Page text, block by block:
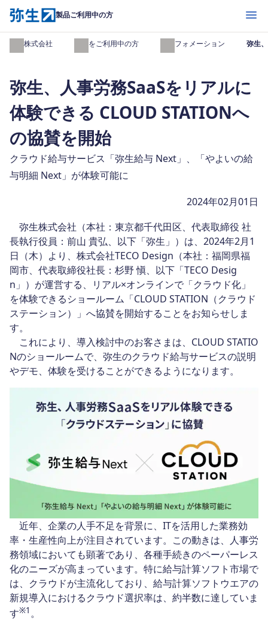
製品ご利用中の方 開く
弥生株式会社 製品をご利用中の方 インフォメーション 弥生
弥生、人事労務SaaSをリアルに
体験できる CLOUD STATIONへ
の協賛を開始
クラウド給与サービス「弥生給与 Next」、「やよいの給
与明細 Next」が体験可能に
2024年02月01日
弥生株式会社（本社：東京都千代田区、代表取締役 社
長執行役員：前山 貴弘、以下「弥生」）は、2024年2月1
日（木）より、株式会社TECO Design（本社：福岡県福
岡市、代表取締役社長：杉野 愼、以下「TECO Desig
n」）が運営する、リアル×オンラインで「クラウド化」
を体験できるショールーム「CLOUD STATION（クラウド
ステーション）」へ協賛を開始することをお知らせしま
す。
これにより、導入検討中のお客さまは、CLOUD STATIO
Nのショールームで、弥生のクラウド給与サービスの説明
やデモ、体験を受けることができるようになります。
近年、企業の人手不足を背景に、ITを活用した業務効
率・生産性向上が注目されています。この動きは、人事労
務領域においても顕著であり、各種手続きのペーパーレス
化のニーズが高まっています。特に給与計算ソフト市場で
は、クラウドが主流化しており、給与計算ソフトウエアの
新規導入におけるクラウド選択率は、約半数に達していま
す※1 。